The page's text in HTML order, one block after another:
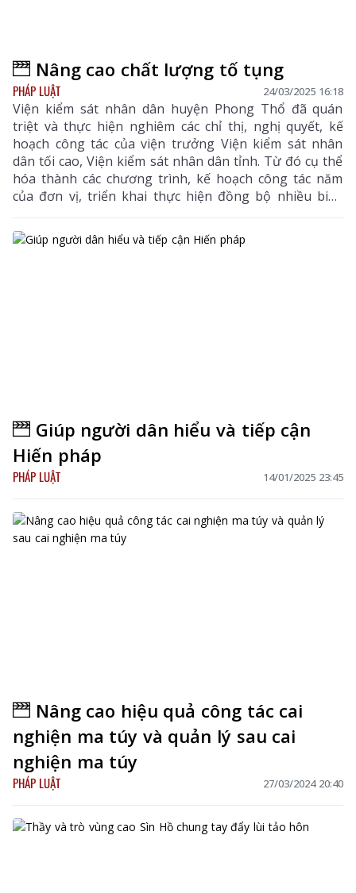
Nâng cao chất lượng tố tụng
PHÁP LUẬT 24/03/2025 16:18
Viện kiểm sát nhân dân huyện Phong Thổ đã quán
triệt và thực hiện nghiêm các chỉ thị, nghị quyết, kế
hoạch công tác của viện trưởng Viện kiểm sát nhân
dân tối cao, Viện kiểm sát nhân dân tỉnh. Từ đó cụ thể
hóa thành các chương trình, kế hoạch công tác năm
của đơn vị, triển khai thực hiện đồng bộ nhiều biện
pháp nghiệp vụ...
Giúp người dân hiểu và tiếp cận
Hiến pháp
PHÁP LUẬT 14/01/2025 23:45
Nâng cao hiệu quả công tác cai
nghiện ma túy và quản lý sau cai
nghiện ma túy
PHÁP LUẬT 27/03/2024 20:40